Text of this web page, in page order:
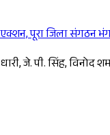
एक्शन, पूरा जिला संगठन
पी. सिंह, विनोद